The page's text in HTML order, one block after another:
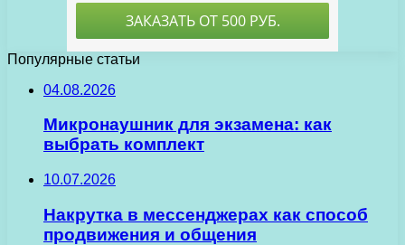
Популярные статьи
04.08.2026
Микронаушник для экзамена: как
выбрать комплект
10.07.2026
Накрутка в мессенджерах как способ
продвижения и общения